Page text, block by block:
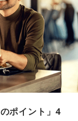
ポイント」4